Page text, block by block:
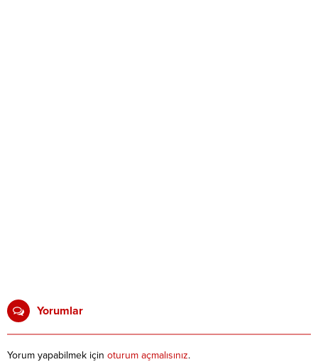
Yorumlar
Yorum yapabilmek için oturum açmalısınız.